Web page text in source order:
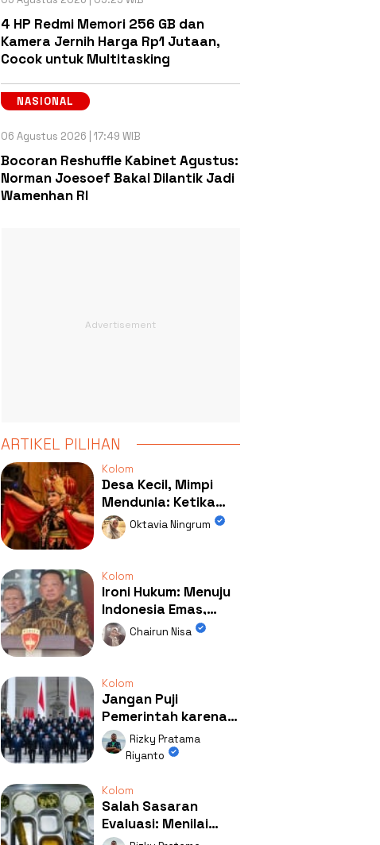
4 HP Redmi Memori 256 GB dan
Kamera Jernih Harga Rp1 Jutaan,
Cocok untuk Multitasking
NASIONAL
06 Agustus 2026 | 17:49 WIB
Bocoran Reshuffle Kabinet Agustus:
Norman Joesoef Bakal Dilantik Jadi
Wamenhan RI
ARTIKEL PILIHAN
Kolom
Desa Kecil, Mimpi
Mendunia: Ketika
Kolaborasi
Mengubah Wajah
Oktavia Ningrum
Kolom
Ironi Hukum: Menuju
Indonesia Emas,
Ternyata Emasnya
Ada di Rumah Febrie!
Chairun Nisa
Kolom
Jangan Puji
Pemerintah karena
Kerja: Mengapa
Publik Begitu Mudah
Rizky Pratama
Riyanto
Kolom
Salah Sasaran
Evaluasi: Menilai
Program MBG Lewat